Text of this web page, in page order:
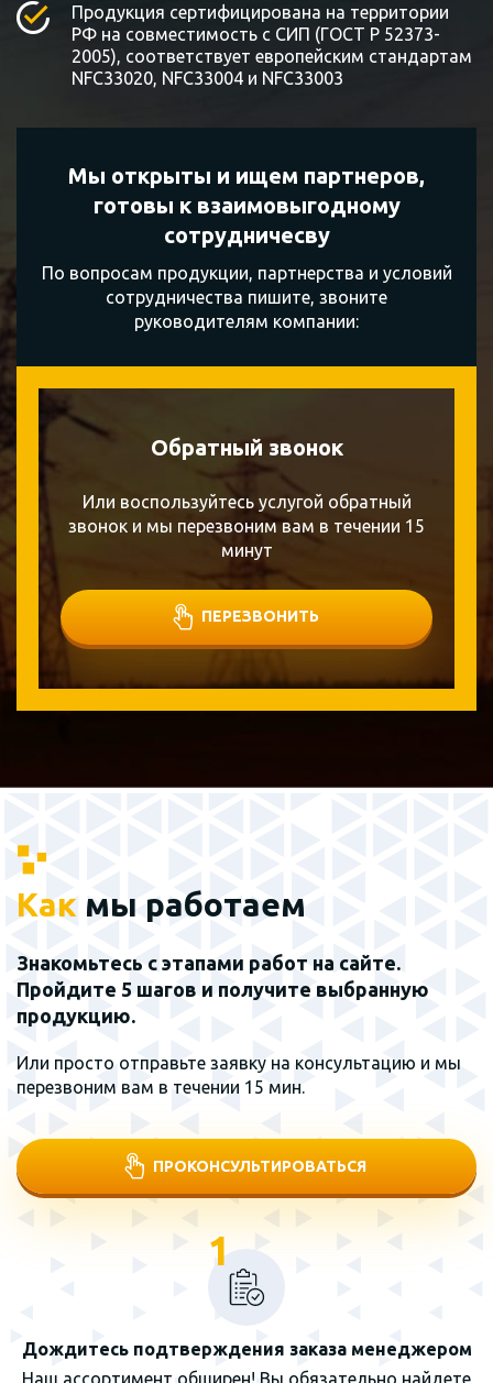
Продукция сертифицирована на территории
РФ на совместимость с СИП (ГОСТ Р 52373-
2005), соответствует европейским стандартам
NFC33020, NFC33004 и NFC33003
Мы открыты и ищем партнеров,
готовы квзаимовыгодному
сотрудничесву
По вопросам продукции, партнерства и условий
сотрудничества пишите, звоните
руководителям компании:
Обратный звонок
Или воспользуйтесь услугой обратный
звонок и мы перезвоним вам в течении 15
минут
ПЕРЕЗВОНИТЬ
Как мы работаем
Знакомьтесь с этапами работ на сайте.
Пройдите 5 шагов и получите выбранную
продукцию.
Или просто отправьте заявку на консультацию и мы
перезвоним вам в течении 15 мин.
ПРОКОНСУЛЬТИРОВАТЬСЯ
1
Дождитесь подтверждения заказа менеджером
Наш ассортимент обширен! Вы обязательно найдете